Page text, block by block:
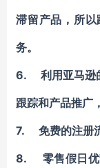
滞留产品，所
务。
6. 利用亚马逊
跟踪和产品推广
7. 免费的注册流
8. 零售假日优